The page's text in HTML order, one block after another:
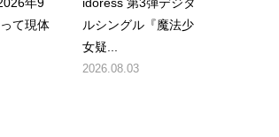
て現体
ルシングル『魔法少
女疑...
2026.08.03